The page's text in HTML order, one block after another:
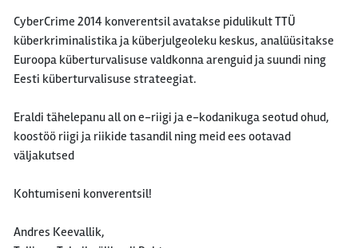
CyberCrime 2014 konverentsil avatakse pidulikult TTÜ
küberkriminalistika ja küberjulgeoleku keskus, analüüsitakse
Euroopa küberturvalisuse valdkonna arenguid ja suundi ning
Eesti küberturvalisuse strateegiat.
Eraldi tähelepanu all on e-riigi ja e-kodanikuga seotud ohud,
koostöö riigi ja riikide tasandil ning meid ees ootavad
väljakutsed
Kohtumiseni konverentsil!
Andres Keevallik,